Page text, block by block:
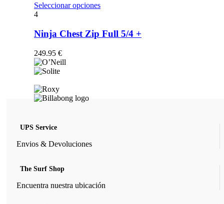
elegir
página
Seleccionar opcionesEste
múltiples
variantes.
4
Ninja Chest Zip Full 5/4 +
249.95 €
UPS Service
Envios & Devoluciones
The Surf Shop
Encuentra nuestra ubicación